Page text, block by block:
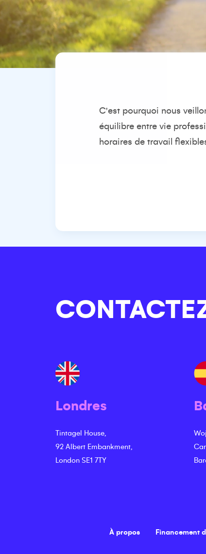
C'est pourquoi nous
équilibre entre vie
horaires de travail
Londres
Tintagel House,
92 Albert Embankment,
London SE1 7TY
À propos Financement